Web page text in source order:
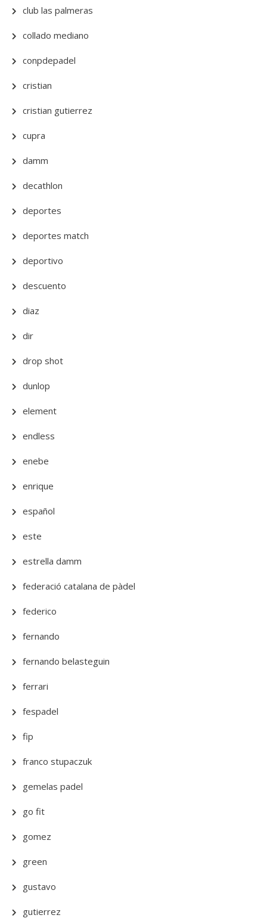
club las palmeras
collado mediano
conpdepadel
cristian
cristian gutierrez
cupra
damm
decathlon
deportes
deportes match
deportivo
descuento
diaz
dir
drop shot
dunlop
element
endless
enebe
enrique
español
este
estrella damm
federació catalana de pàdel
federico
fernando
fernando belasteguin
ferrari
fespadel
fip
franco stupaczuk
gemelas padel
go fit
gomez
green
gustavo
gutierrez